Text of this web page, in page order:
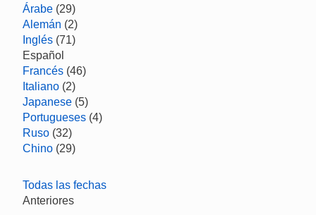
Árabe (29)
Alemán (2)
Inglés (71)
Español
Francés (46)
Italiano (2)
Japanese (5)
Portugueses (4)
Ruso (32)
Chino (29)
Todas las fechas
Anteriores